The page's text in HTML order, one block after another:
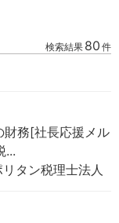
検索結果 80 件
務[社長応援メル
...
タン税理士法人